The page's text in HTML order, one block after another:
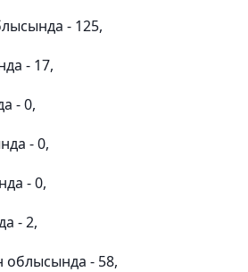
- 125,
- 17,
- 0,
- 0,
- 0,
- 2,
облысында - 58,